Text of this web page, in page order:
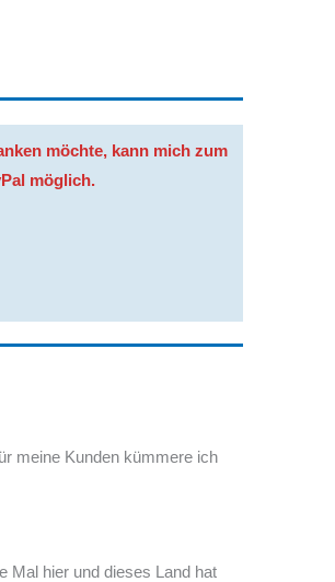
möchte, kann mich zum
möglich.
meine Kunden kümmere ich
Mal hier und dieses Land hat